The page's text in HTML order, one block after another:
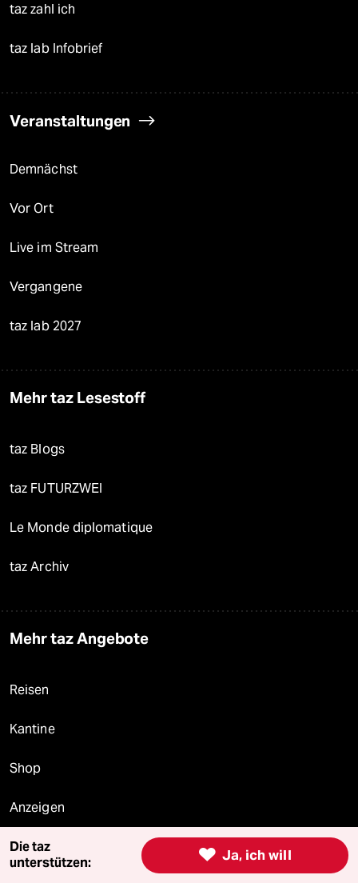
taz zahl ich
taz lab Infobrief
Veranstaltungen
Demnächst
Vor Ort
Live im Stream
Vergangene
taz lab 2027
Mehr taz Lesestoff
taz Blogs
taz FUTURZWEI
Le Monde diplomatique
taz Archiv
Mehr taz Angebote
Reisen
Kantine
Shop
Anzeigen
 Ja, ich will
Die taz
unterstützen: